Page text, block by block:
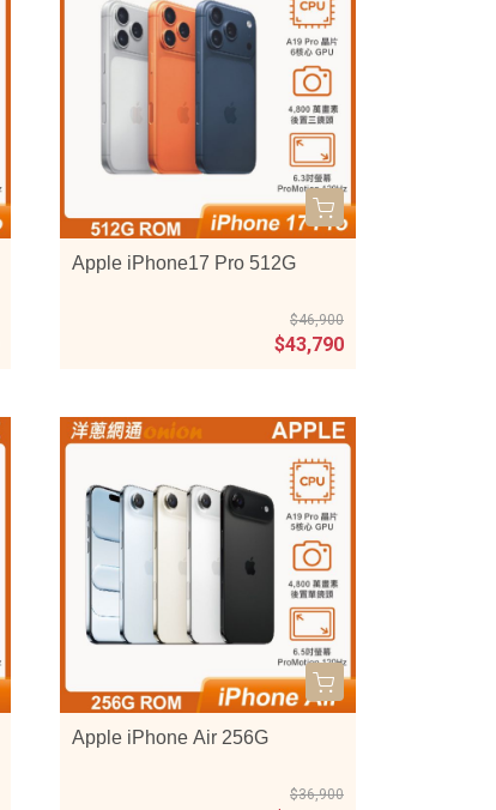
Apple iPhone17 Pro 512G
$46,900
$43,790
Apple iPhone Air 256G
$36,900